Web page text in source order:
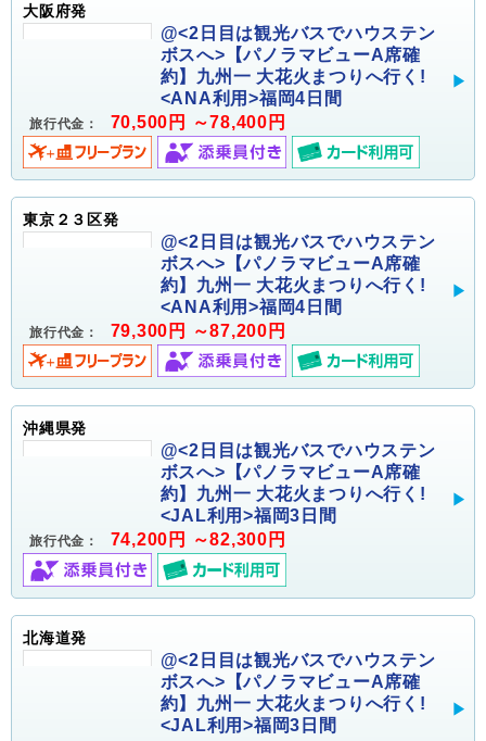
大阪府発
@<2日目は観光バスでハウステン
ボスへ>【パノラマビューA席確
約】九州一 大花火まつりへ行く!
<ANA利用>福岡4日間
旅行代金： 70,500円 ～78,400円
東京２３区発
@<2日目は観光バスでハウステン
ボスへ>【パノラマビューA席確
約】九州一 大花火まつりへ行く!
<ANA利用>福岡4日間
旅行代金： 79,300円 ～87,200円
沖縄県発
@<2日目は観光バスでハウステン
ボスへ>【パノラマビューA席確
約】九州一 大花火まつりへ行く!
<JAL利用>福岡3日間
旅行代金： 74,200円 ～82,300円
北海道発
@<2日目は観光バスでハウステン
ボスへ>【パノラマビューA席確
約】九州一 大花火まつりへ行く!
<JAL利用>福岡3日間